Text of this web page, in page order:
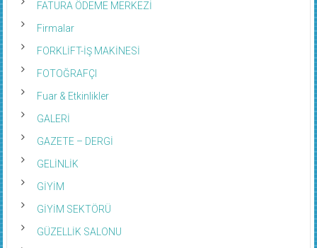
FATURA ÖDEME MERKEZİ
Firmalar
FORKLİFT-İŞ MAKİNESİ
FOTOĞRAFÇI
Fuar & Etkinlikler
GALERİ
GAZETE – DERGİ
GELİNLİK
GİYİM
GİYİM SEKTÖRÜ
GÜZELLİK SALONU